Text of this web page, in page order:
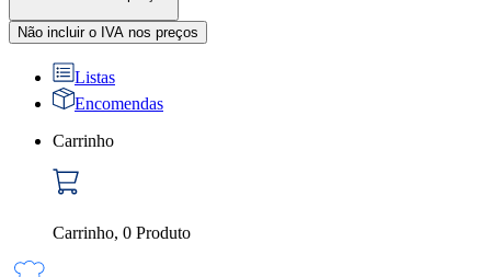
Não incluir o IVA nos preços
Listas
Encomendas
Carrinho
Carrinho, 0 Produto